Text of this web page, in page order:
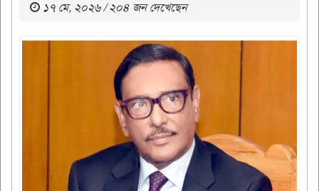
১৭ মে, ২০২৬ / ২০৪ জন দেখেছেন